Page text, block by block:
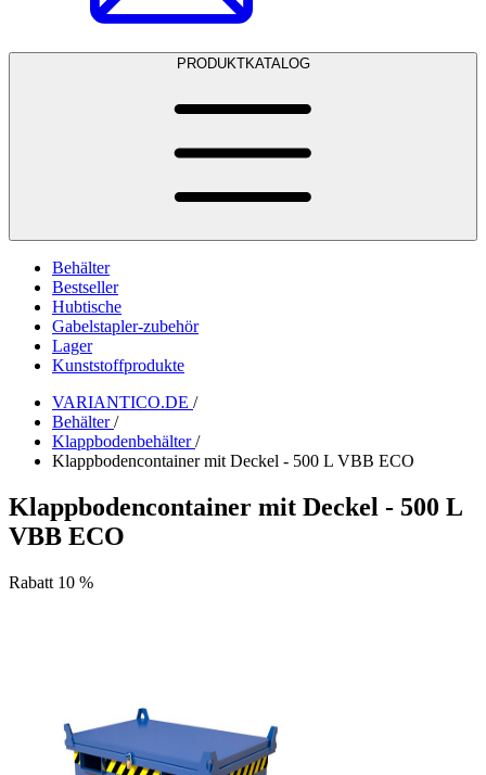
PRODUKTKATALOG
Behälter
Bestseller
Hubtische
Gabelstapler-zubehör
Lager
Kunststoffprodukte
VARIANTICO.DE /
Behälter /
Klappbodenbehälter /
Klappbodencontainer mit Deckel - 500 L VBB ECO
Klappbodencontainer mit Deckel - 500 L
VBB ECO
Rabatt 10 %